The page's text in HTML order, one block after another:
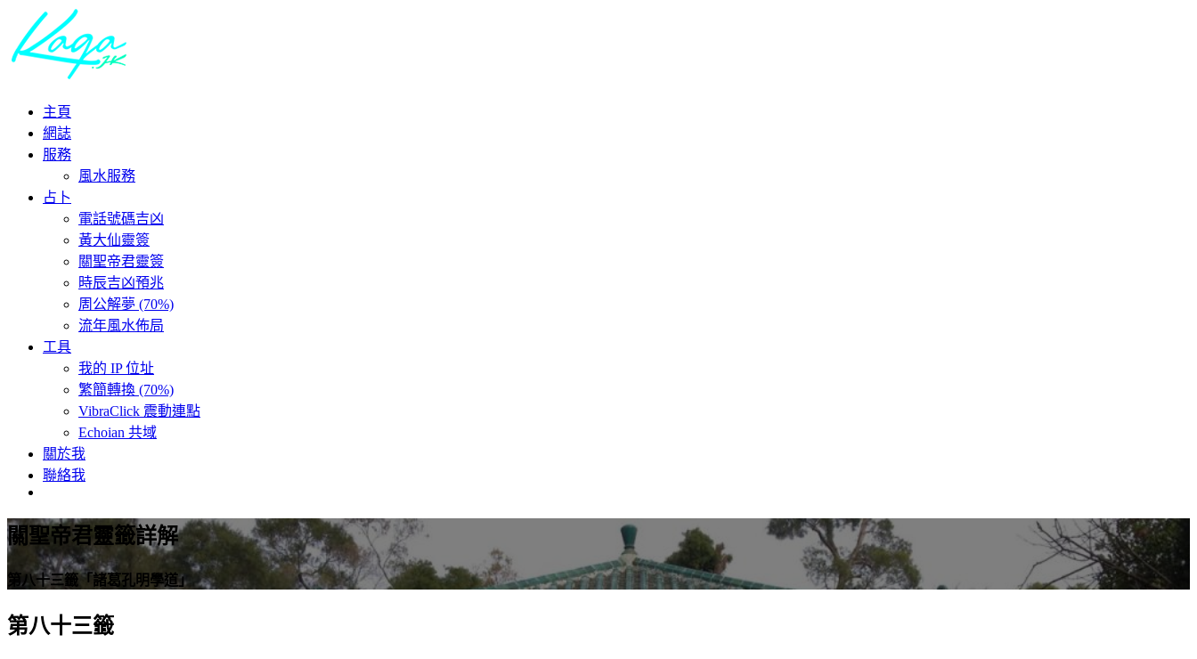
主頁
網誌
服務
風水服務
占卜
電話號碼吉凶
黃大仙靈簽
關聖帝君靈簽
時辰吉凶預兆
周公解夢 (70%)
流年風水佈局
工具
我的 IP 位址
繁簡轉換 (70%)
VibraClick 震動連點
Echoian 共域
關於我
聯絡我
關聖帝君靈籤詳解
第八十三籤「諸葛孔明學道」
第八十三籤